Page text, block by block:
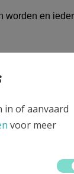
worden en
in of aanvaard
voor meer